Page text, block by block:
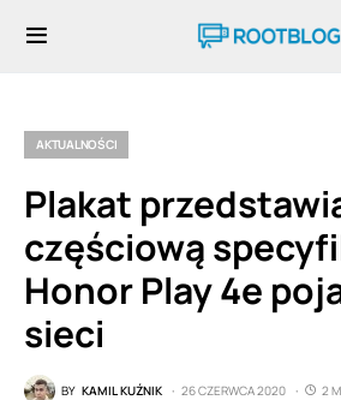
AKTUALNOŚCI
Plakat
częściową
Honor Play 4e
sieci
BY KAMIL KUŹNIK 26 CZERWCA 2020
2